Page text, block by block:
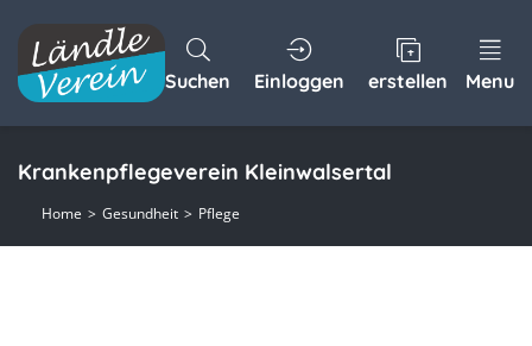
Suchen Einloggen erstellen Menu
Krankenpflegeverein Kleinwalsertal
Home Gesundheit Pflege